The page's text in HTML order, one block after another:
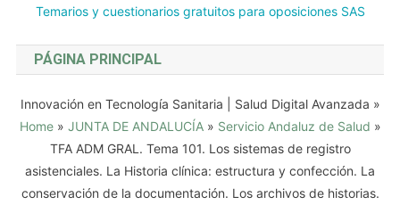
Temarios y cuestionarios gratuitos para oposiciones SAS
PÁGINA PRINCIPAL
Innovación en Tecnología Sanitaria | Salud Digital Avanzada »
Home » JUNTA DE ANDALUCÍA » Servicio Andaluz de Salud »
TFA ADM GRAL. Tema 101. Los sistemas de registro
asistenciales. La Historia clínica: estructura y confección. La
conservación de la documentación. Los archivos de historias.